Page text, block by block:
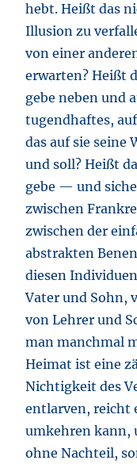
hebt. Heißt das
Illusion zu
von einer
erwarten? Heißt
gebe neben und
tugendhaftes,
das auf sie seine
und soll? Heißt
gebe — und
zwischen
zwischen der
abstrakten
diesen
Vater und Sohn,
von Lehrer und
man manchmal
Heimat ist eine
Nichtigkeit des
entlarven, reicht
umkehren kann,
ohne Nachteil,